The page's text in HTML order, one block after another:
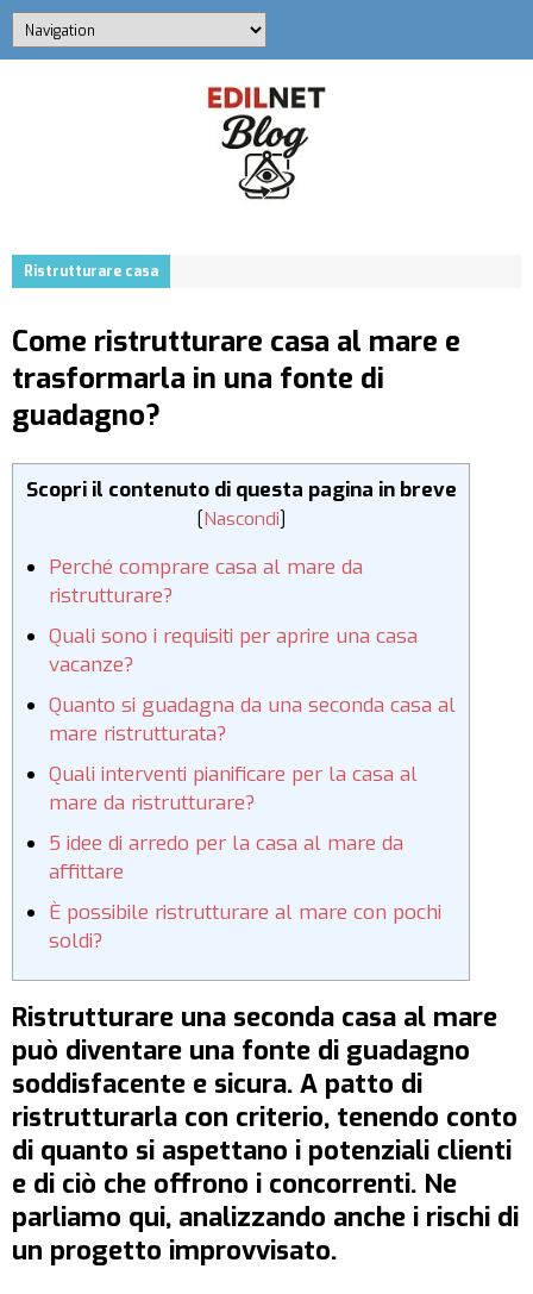
Ristrutturare casa
Come ristrutturare casa al mare e
trasformarla in una fonte di
guadagno?
Scopri il contenuto di questa pagina in breve
[Nascondi]
Perché comprare casa al mare da
ristrutturare?
Quali sono i requisiti per aprire una casa
vacanze?
Quanto si guadagna da una seconda casa al
mare ristrutturata?
Quali interventi pianificare per la casa al
mare da ristrutturare?
5 idee di arredo per la casa al mare da
affittare
È possibile ristrutturare al mare con pochi
soldi?
Ristrutturare una seconda casa al mare
può diventare una fonte di guadagno
soddisfacente e sicura. A patto di
ristrutturarla con criterio, tenendo conto
di quanto si aspettano i potenziali clienti
e di ciò che offrono i concorrenti. Ne
parliamo qui, analizzando anche i rischi di
un progetto improvvisato.